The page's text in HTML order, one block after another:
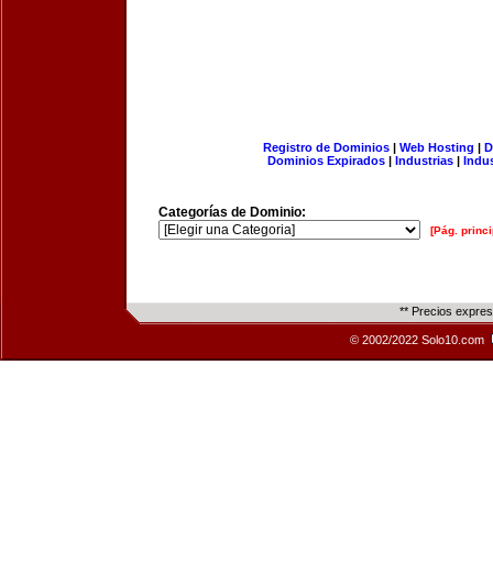
Registro de Dominios| Web Hosting |
Dominios Expirados | Industrias |
Categorías de Dominio:
[Pág.
** Precios
© 2002/2022 Solo10.com